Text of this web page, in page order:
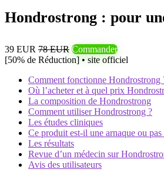
Hondrostrong : pour
39 EUR 78 EUR Commander
[50% de Réduction] • site officiel
Comment fonctionne Hondrostrong
Où l’acheter et à quel prix
La composition de Hondrostrong
Comment utiliser Hondrostrong ?
Les études cliniques
Ce produit est-il une arnaque ou pas
Les résultats
Revue d’un médecin sur
Avis des utilisateurs